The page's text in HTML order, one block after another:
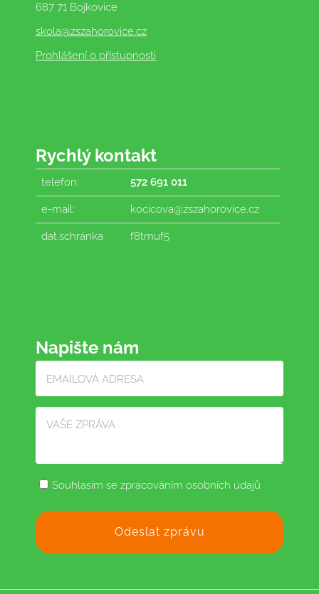
687 71 Bojkovice
skola@zszahorovice.cz
Prohlášení o přístupnosti
Rychlý kontakt
telefon: 572 691 011
e-mail: kocicova@zszahorovice.cz
dat.schránka f8tmuf5
Napište nám
Souhlasím se zpracováním osobních údajů